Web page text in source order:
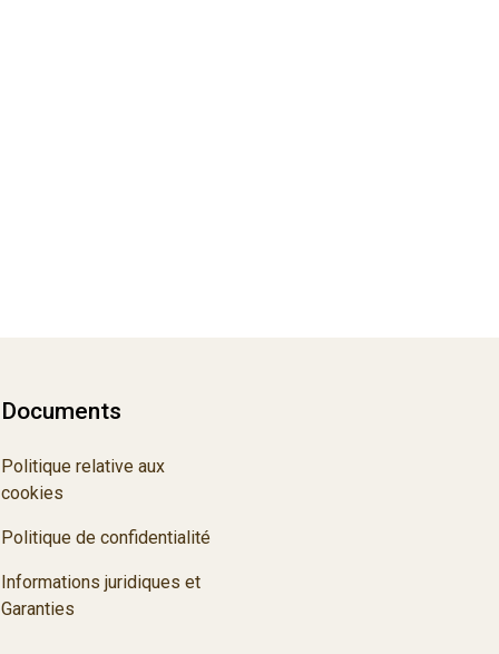
Documents
Politique relative aux
cookies
Politique de confidentialité
Informations juridiques et
Garanties